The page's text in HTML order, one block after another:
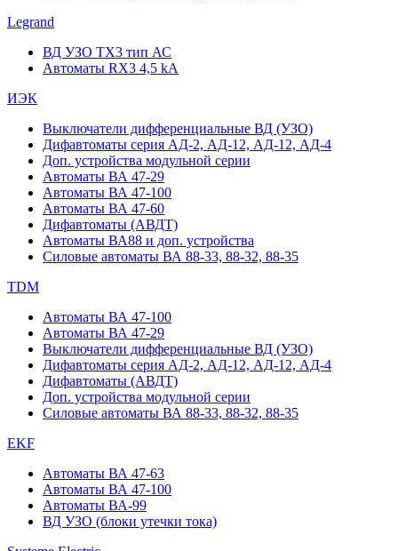
Legrand
ВД УЗО TX3 тип АС
Автоматы RX3 4,5 kA
ИЭК
Выключатели дифференциальные ВД (УЗО)
Дифавтоматы серия АД-2, АД-12, АД-12, АД-4
Доп. устройства модульной серии
Автоматы ВА 47-29
Автоматы ВА 47-100
Автоматы ВА 47-60
Дифавтоматы (АВДТ)
Автоматы ВА88 и доп. устройства
Силовые автоматы ВА 88-33, 88-32, 88-35
TDM
Автоматы ВА 47-100
Автоматы ВА 47-29
Выключатели дифференциальные ВД (УЗО)
Дифавтоматы серия АД-2, АД-12, АД-12, АД-4
Дифавтоматы (АВДТ)
Доп. устройства модульной серии
Силовые автоматы ВА 88-33, 88-32, 88-35
EKF
Автоматы ВА 47-63
Автоматы ВА 47-100
Автоматы ВА-99
ВД УЗО (блоки утечки тока)